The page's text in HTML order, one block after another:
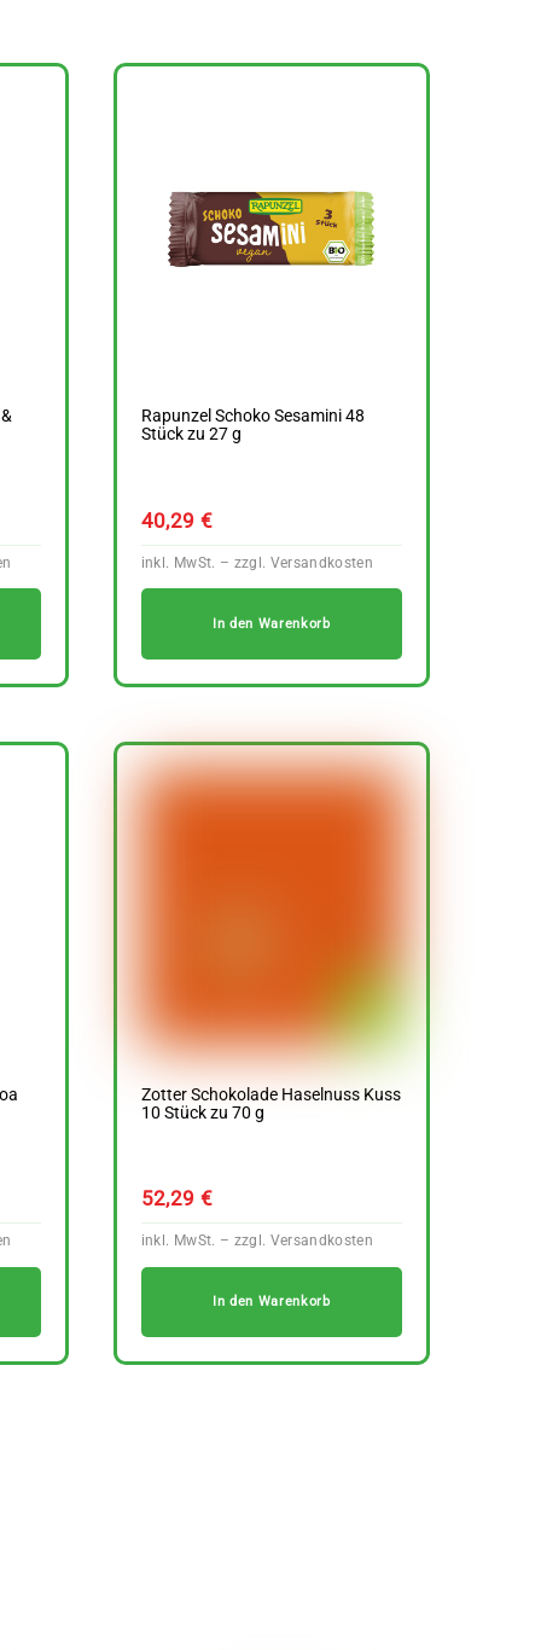
Rapunzel Schoko Sesamini 48
Stück zu 27 g
40,29 €
In den Warenkorb
Zotter Schokolade Haselnuss Kuss
10 Stück zu 70 g
52,29 €
In den Warenkorb